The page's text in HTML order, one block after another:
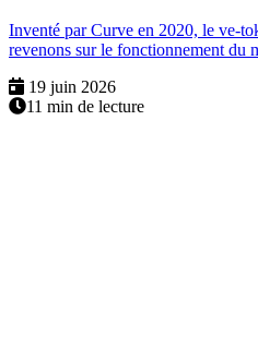
Inventé par Curve en 2020, le ve-
revenons sur le fonctionnement du
19 juin 2026
11 min de lecture